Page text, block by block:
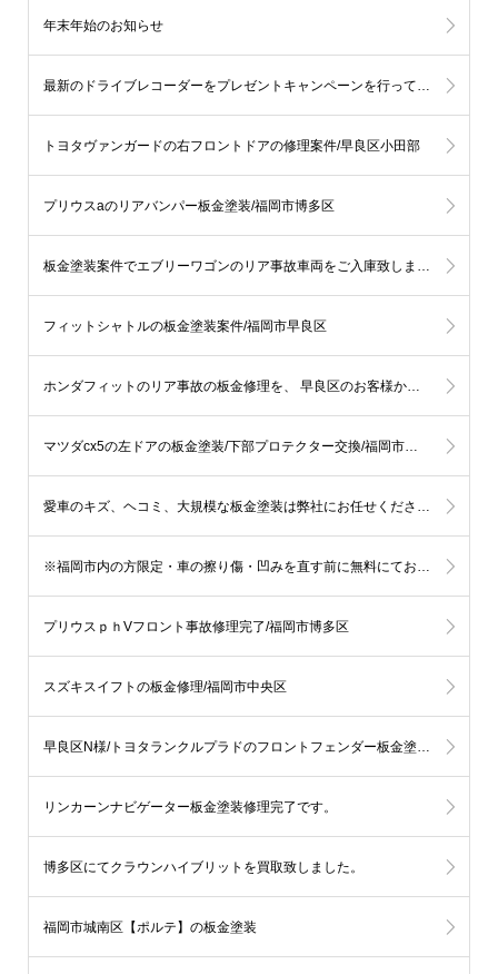
年末年始のお知らせ
トヨタヴァンガードの右フロントドアの修理案件/早良区小田部
プリウスaのリアバンパー板金塗装/福岡市博多区
フィットシャトルの板金塗装案件/福岡市早良区
ホンダフィットのリア事故の板金修理を、 早良区のお客様からご依頼頂きました
マツダcx5の左ドアの板金塗装/下部プロテクター交換/福岡市早良区
プリウスｐｈVフロント事故修理完了/福岡市博多区
スズキスイフトの板金修理/福岡市中央区
早良区N様/トヨタランクルプラドのフロントフェンダー板金塗装修理
リンカーンナビゲーター板金塗装修理完了です。
博多区にてクラウンハイブリットを買取致しました。
福岡市城南区【ポルテ】の板金塗装